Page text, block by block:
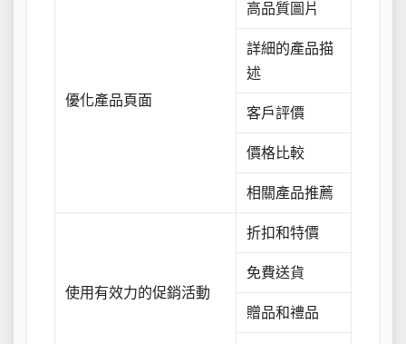
優化產品頁面
高品質圖片
詳細的產品描
述
客戶評價
價格比較
相關產品推薦
使用有效力的促銷活動
折扣和特價
免費送貨
贈品和禮品